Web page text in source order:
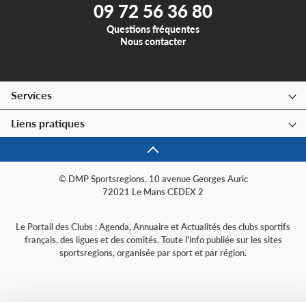
09 72 56 36 80
Questions fréquentes
Nous contacter
Services
Liens pratiques
© DMP Sportsregions, 10 avenue Georges Auric
72021 Le Mans CEDEX 2
Le Portail des Clubs : Agenda, Annuaire et Actualités des clubs sportifs
français, des ligues et des comités. Toute l'info publiée sur les sites
sportsregions, organisée par sport et par région.